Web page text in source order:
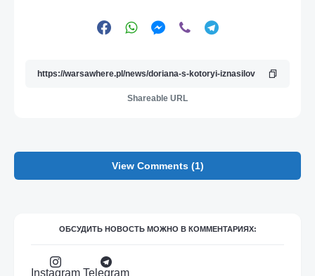
Shareable URL
View Comments (1)
ОБСУДИТЬ НОВОСТЬ МОЖНО В КОММЕНТАРИЯХ:
Instagram Telegram